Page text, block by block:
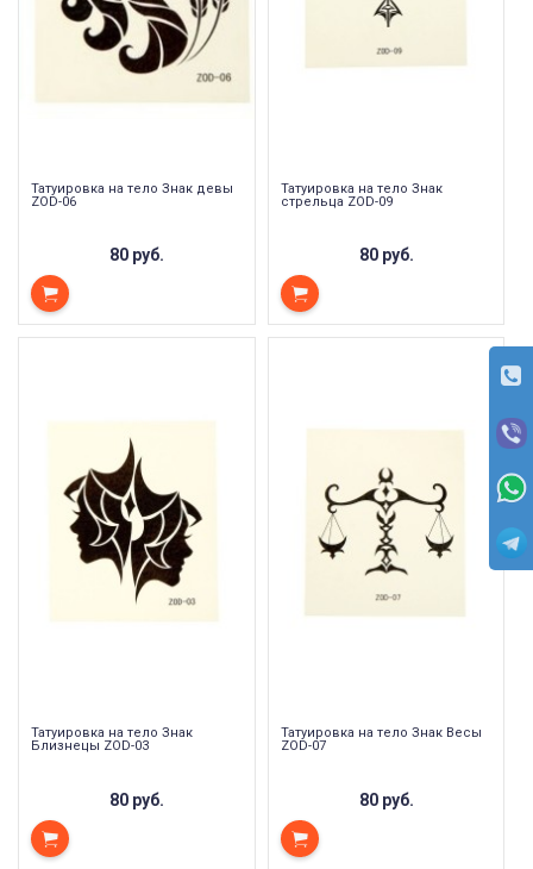
Татуировка на тело Знак девы
ZOD-06
80 руб.
Татуировка на тело Знак
стрельца ZOD-09
80 руб.
Татуировка на тело Знак
Близнецы ZOD-03
80 руб.
Татуировка на тело Знак Весы
ZOD-07
80 руб.